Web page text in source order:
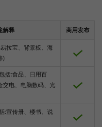
解释 商用发布
拉宝、背景板、海
)
括:食品、日用百
交电、电脑数码、光
:宣传册、楼书、说